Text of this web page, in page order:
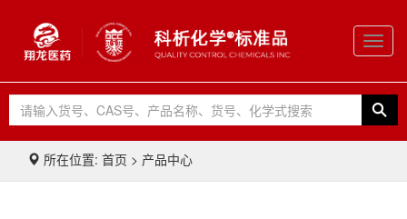
所在位置: 首页 > 产品中心